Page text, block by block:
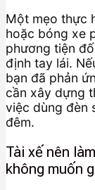
Một mẹo thực
hoặc bóng xe
phương tiện
định tay lái.
bạn đã phản
cần xây dựng
việc dùng đèn
đêm.
Tài xế nên
không muốn